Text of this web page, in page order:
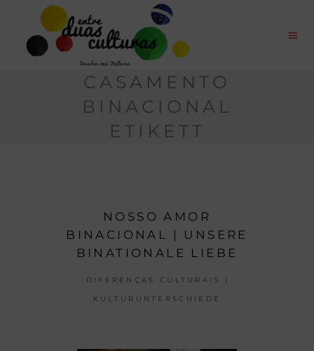
CASAMENTO
BINACIONAL
ETIKETT
NOSSO AMOR
BINACIONAL | UNSERE
BINATIONALE LIEBE
DIFERENÇAS CULTURAIS |
KULTURUNTERSCHIEDE